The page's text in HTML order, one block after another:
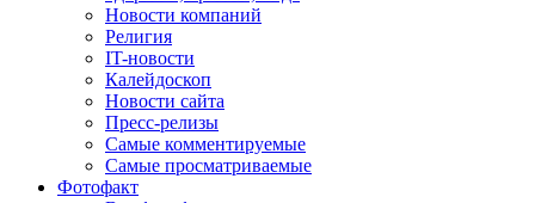
Новости компаний
Религия
IT-новости
Калейдоскоп
Новости сайта
Пресс-релизы
Самые комментируемые
Самые просматриваемые
Фотофакт